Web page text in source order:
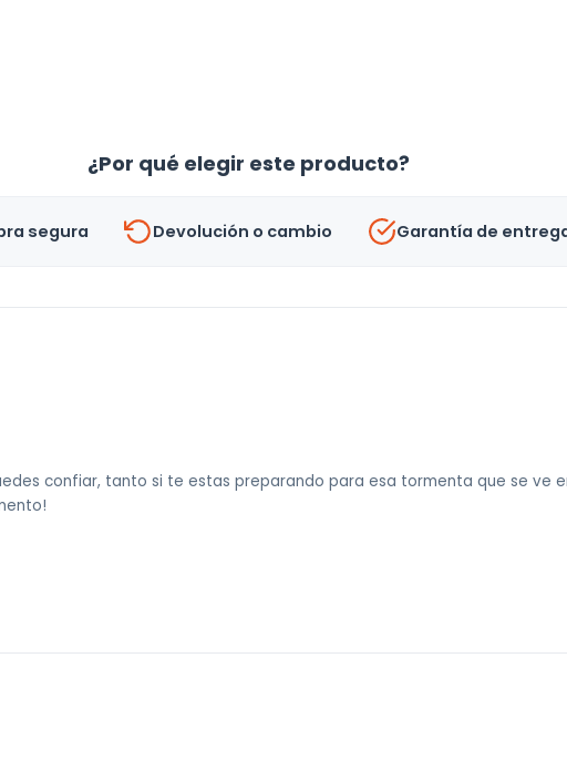
¿Por qué elegir este producto?
segura Devolución o cambio Garantía de
confiar, tanto si te estas preparando para esa tormenta que se ve